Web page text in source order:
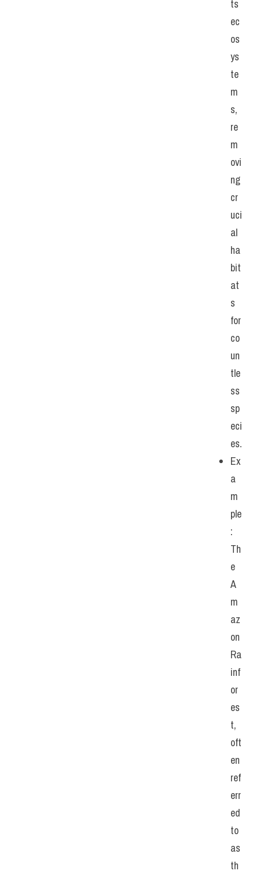
ts
ec
os
ys
te
m
s,
re
m
ovi
ng
cr
uci
al
ha
bit
at
s
for
co
un
tle
ss
sp
eci
es.
Ex
a
m
ple
:
Th
e
A
m
az
on
Ra
inf
or
es
t,
oft
en
ref
err
ed
to
as
th